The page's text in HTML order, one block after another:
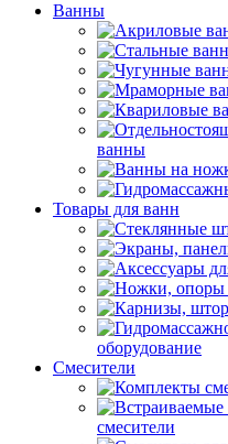
Ванны
ванны
Товары для ванн
оборудование
Смесители
смесители